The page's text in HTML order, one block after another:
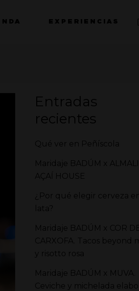
EXPERIENCIAS
Entradas
recientes
Qué ver en Peñíscola
Maridaje BADÚM x
AÇAÍ HOUSE
¿Por qué elegir cerveza
lata?
Maridaje BADÚM x COR
CARXOFA. Tacos beyond
y risotto rosa
Maridaje BADÚM x MUVA.
Ceviche y michelada